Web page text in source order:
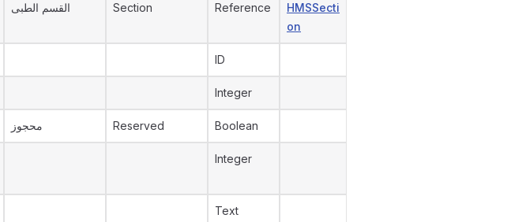
القسم الطبى Section Reference
HMSSecti
on
ID
Integer
محجوز Reserved Boolean
Integer
Text